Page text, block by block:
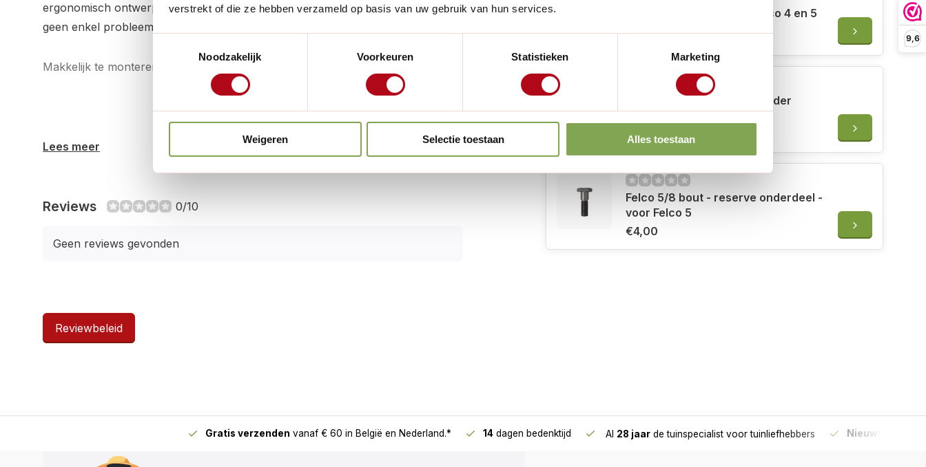
verstrekt of die ze hebben verzameld op basis van uw gebruik van hun services.
Noodzakelijk
Voorkeuren Statistieken Marketing
Weigeren Selectie toestaan Alles toestaan
9,6
ergonomisch ontwerp ligt comfortabel in de hand, waardoor langdurig gebruik
geen enkel probleem is.
Makkelijk te monteren met bout 5/8 en moer 4/9.
Lees meer
Reviews 0/10
Geen reviews gevonden
Reviewbeleid
Felco 4/9 - Moer - voor Felco 4 en 5
€1,50
Felco 5/13 handgreep - zonder
bovenmes - voor Felco 5
€14,50
Felco 5/8 bout - reserve onderdeel -
voor Felco 5
€4,00
Gratis verzenden vanaf € 60 in België en Nederland.* 14 dagen bedenktijd Al 28 jaar de tuinspecialist voor tuinliefhebbers Nieuw: